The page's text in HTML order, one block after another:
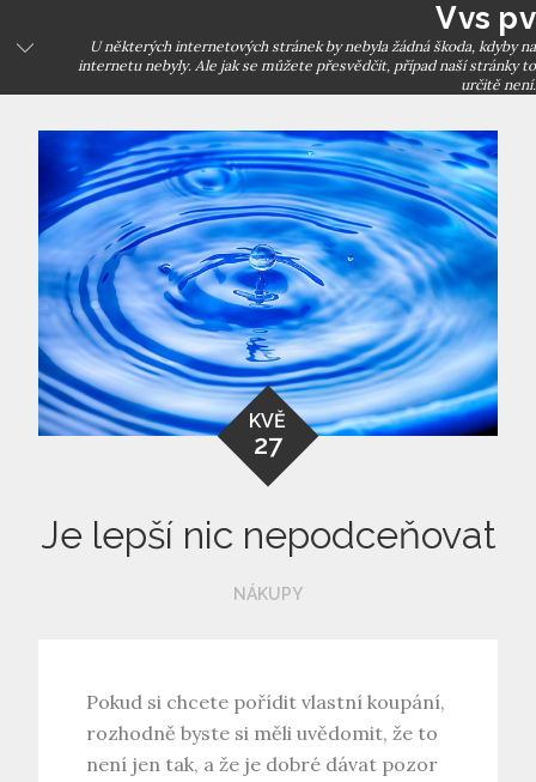
to
Vvs pv
U některých internetových stránek by nebyla žádná škoda, kdyby na
internetu nebyly. Ale jak se můžete přesvědčit, případ naší stránky to
určitě není.
KVĚ
27
Je lepší nic nepodceňovat
NÁKUPY
Pokud si chcete pořídit vlastní koupání,
rozhodně byste si měli uvědomit, že to
není jen tak, a že je dobré dávat pozor